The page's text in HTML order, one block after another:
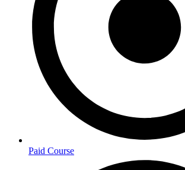
Paid Course